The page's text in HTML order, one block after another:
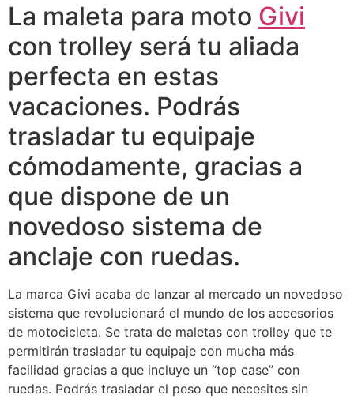
La maleta para moto Givi
con trolley será tu aliada
perfecta en estas
vacaciones. Podrás
trasladar tu equipaje
cómodamente, gracias a
que dispone de un
novedoso sistema de
anclaje con ruedas.
La marca Givi acaba de lanzar al mercado un novedoso
sistema que revolucionará el mundo de los accesorios
de motocicleta. Se trata de maletas con trolley que te
permitirán trasladar tu equipaje con mucha más
facilidad gracias a que incluye un “top case” con
ruedas. Podrás trasladar el peso que necesites sin